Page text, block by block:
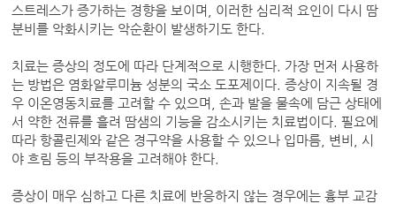
스트레스가 증가하는 경향을 보이며, 이러한 심리적 요인이 다시 땀
분비를 악화시키는 악순환이 발생하기도 한다.
치료는 증상의 정도에 따라 단계적으로 시행한다. 가장 먼저 사용하
는 방법은 염화알루미늄 성분의 국소 도포제이다. 증상이 지속될 경
우 이온영동치료를 고려할 수 있으며, 손과 발을 물속에 담근 상태에
서 약한 전류를 흘려 땀샘의 기능을 감소시키는 치료법이다. 필요에
따라 항콜린제와 같은 경구약을 사용할 수 있으나 입마름, 변비, 시
야 흐림 등의 부작용을 고려해야 한다.
증상이 매우 심하고 다른 치료에 반응하지 않는 경우에는 흉부 교감